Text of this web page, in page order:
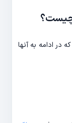
چیست؟
ادامه به آنها